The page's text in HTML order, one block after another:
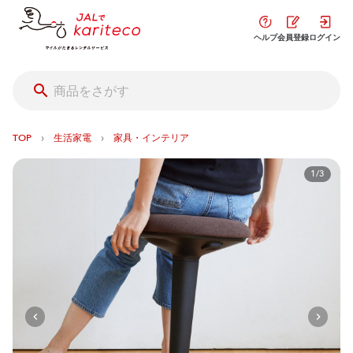
ヘルプ会員登録ログイン
TOP › 生活家電 › 家具・インテリア
1/3